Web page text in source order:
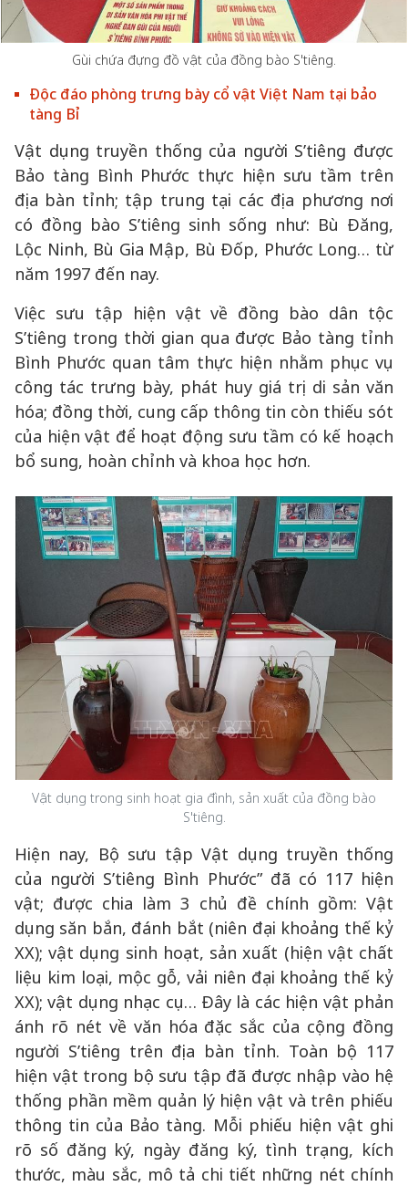
Gùi chứa đựng đồ vật của đồng bào S'tiêng.
Độc đáo phòng trưng bày cổ vật Việt Nam tại bảo
tàng Bỉ
Vật dụng truyền thống của người S’tiêng được
Bảo tàng Bình Phước thực hiện sưu tầm trên
địa bàn tỉnh; tập trung tại các địa phương nơi
có đồng bào S’tiêng sinh sống như: Bù Đăng,
Lộc Ninh, Bù Gia Mập, Bù Đốp, Phước Long… từ
năm 1997 đến nay.
Việc sưu tập hiện vật về đồng bào dân tộc
S’tiêng trong thời gian qua được Bảo tàng tỉnh
Bình Phước quan tâm thực hiện nhằm phục vụ
công tác trưng bày, phát huy giá trị di sản văn
hóa; đồng thời, cung cấp thông tin còn thiếu sót
của hiện vật để hoạt động sưu tầm có kế hoạch
bổ sung, hoàn chỉnh và khoa học hơn.
Vật dụng trong sinh hoạt gia đình, sản xuất của đồng bào
S'tiêng.
Hiện nay, Bộ sưu tập Vật dụng truyền thống
của người S’tiêng Bình Phước” đã có 117 hiện
vật; được chia làm 3 chủ đề chính gồm: Vật
dụng săn bắn, đánh bắt (niên đại khoảng thế kỷ
XX); vật dụng sinh hoạt, sản xuất (hiện vật chất
liệu kim loại, mộc gỗ, vải niên đại khoảng thế kỷ
XX); vật dụng nhạc cụ… Đây là các hiện vật phản
ánh rõ nét về văn hóa đặc sắc của cộng đồng
người S’tiêng trên địa bàn tỉnh. Toàn bộ 117
hiện vật trong bộ sưu tập đã được nhập vào hệ
thống phần mềm quản lý hiện vật và trên phiếu
thông tin của Bảo tàng. Mỗi phiếu hiện vật ghi
rõ số đăng ký, ngày đăng ký, tình trạng, kích
thước, màu sắc, mô tả chi tiết những nét chính